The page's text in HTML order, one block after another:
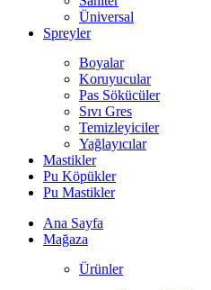
Üniversal
Spreyler
Boyalar
Koruyucular
Pas Sökücüler
Sıvı Gres
Temizleyiciler
Yağlayıcılar
Mastikler
Pu Köpükler
Pu Mastikler
Ana Sayfa
Mağaza
Ürünler